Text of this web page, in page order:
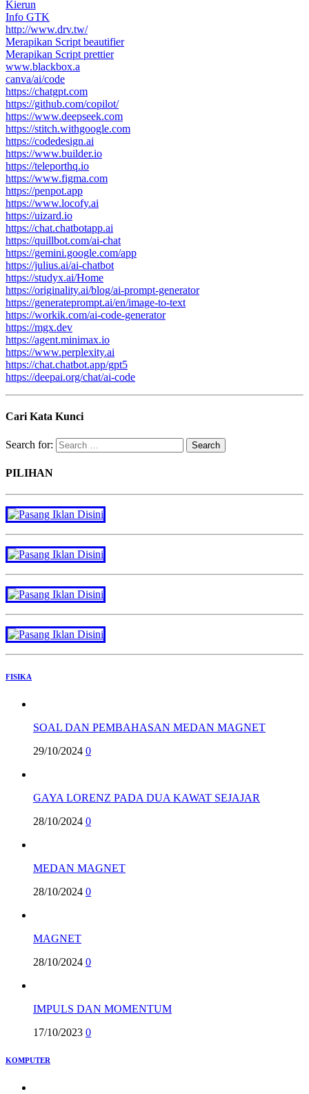
Kierun
Info GTK
http://www.drv.tw/
Merapikan Script beautifier
Merapikan Script prettier
www.blackbox.a
canva/ai/code
https://chatgpt.com
https://github.com/copilot/
https://www.deepseek.com
https://stitch.withgoogle.com
https://codedesign.ai
https://www.builder.io
https://teleporthq.io
https://www.figma.com
https://penpot.app
https://www.locofy.ai
https://uizard.io
https://chat.chatbotapp.ai
https://quillbot.com/ai-chat
https://gemini.google.com/app
https://julius.ai/ai-chatbot
https://studyx.ai/Home
https://originality.ai/blog/ai-prompt-generator
https://generateprompt.ai/en/image-to-text
https://workik.com/ai-code-generator
https://mgx.dev
https://agent.minimax.io
https://www.perplexity.ai
https://chat.chatbot.app/gpt5
https://deepai.org/chat/ai-code
Cari Kata Kunci
Search for:
PILIHAN
FISIKA
SOAL DAN PEMBAHASAN MEDAN MAGNET
29/10/2024 0
GAYA LORENZ PADA DUA KAWAT SEJAJAR
28/10/2024 0
MEDAN MAGNET
28/10/2024 0
MAGNET
28/10/2024 0
IMPULS DAN MOMENTUM
17/10/2023 0
KOMPUTER